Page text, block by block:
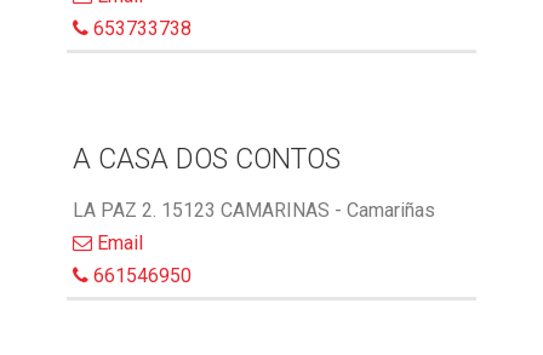
653733738
A CASA DOS CONTOS
LA PAZ 2. 15123 CAMARINAS - Camariñas
Email
661546950